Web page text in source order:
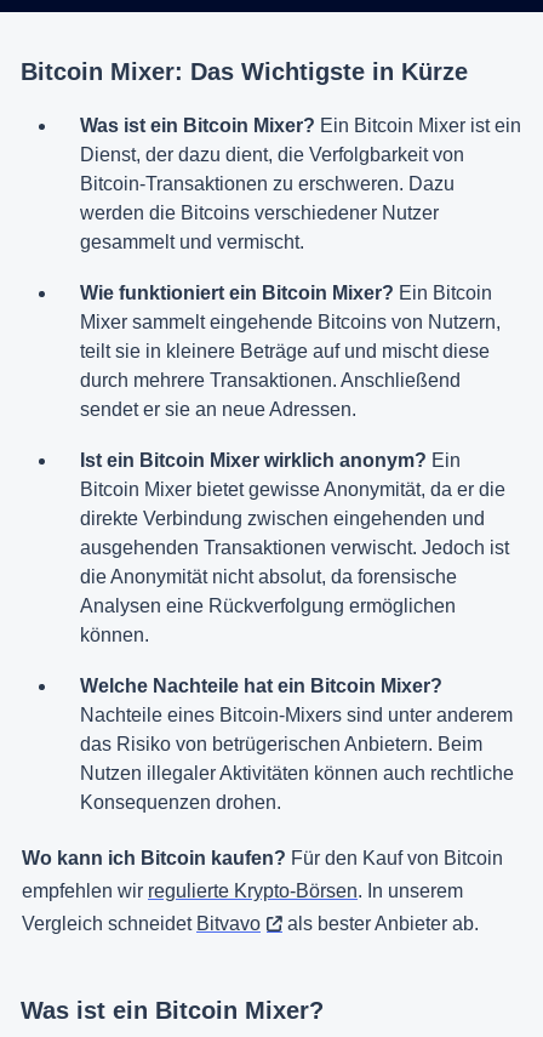
Bitcoin Mixer: Das Wichtigste in Kürze
Was ist ein Bitcoin Mixer? Ein Bitcoin Mixer ist ein
Dienst, der dazu dient, die Verfolgbarkeit von
Bitcoin-Transaktionen zu erschweren. Dazu
werden die Bitcoins verschiedener Nutzer
gesammelt und vermischt.
Wie funktioniert ein Bitcoin Mixer? Ein Bitcoin
Mixer sammelt eingehende Bitcoins von Nutzern,
teilt sie in kleinere Beträge auf und mischt diese
durch mehrere Transaktionen. Anschließend
sendet er sie an neue Adressen.
Ist ein Bitcoin Mixer wirklich anonym? Ein
Bitcoin Mixer bietet gewisse Anonymität, da er die
direkte Verbindung zwischen eingehenden und
ausgehenden Transaktionen verwischt. Jedoch ist
die Anonymität nicht absolut, da forensische
Analysen eine Rückverfolgung ermöglichen
können.
Welche Nachteile hat ein Bitcoin Mixer?
Nachteile eines Bitcoin-Mixers sind unter anderem
das Risiko von betrügerischen Anbietern. Beim
Nutzen illegaler Aktivitäten können auch rechtliche
Konsequenzen drohen.
Wo kann ich Bitcoin kaufen? Für den Kauf von Bitcoin
empfehlen wir regulierte Krypto-Börsen. In unserem
Vergleich schneidet Bitvavo als bester Anbieter ab.
Was ist ein Bitcoin Mixer?